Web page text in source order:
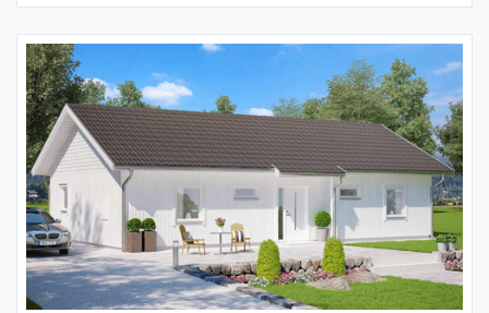
tillsammans med snedtaket ger en praktfull rymd. Köket är väl
tilltaget och här finns även plats för en köksö för er som
drömmer om mer förvaring, en plats för barnen att göra läxor
på eller för gästerna att mingla vid.